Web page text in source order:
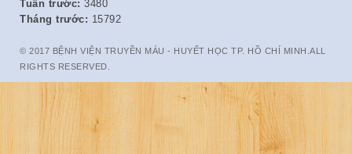
Tuần trước: 3480
Tháng trước: 15792
© 2017 BỆNH VIỆN TRUYỀN MÁU - HUYẾT HỌC TP. HỒ CHÍ MINH.ALL
RIGHTS RESERVED.